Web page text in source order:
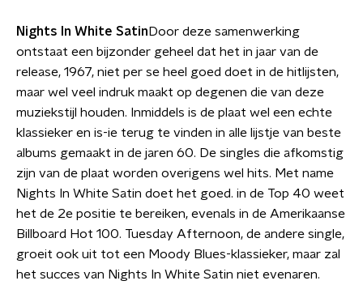
Nights In White Satin Door deze samenwerking
ontstaat een bijzonder geheel dat het in jaar van de
release, 1967, niet per se heel goed doet in de hitlijsten,
maar wel veel indruk maakt op degenen die van deze
muziekstijl houden. Inmiddels is de plaat wel een echte
klassieker en is-ie terug te vinden in alle lijstje van beste
albums gemaakt in de jaren 60. De singles die afkomstig
zijn van de plaat worden overigens wel hits. Met name
Nights In White Satin doet het goed. in de Top 40 weet
het de 2e positie te bereiken, evenals in de Amerikaanse
Billboard Hot 100. Tuesday Afternoon, de andere single,
groeit ook uit tot een Moody Blues-klassieker, maar zal
het succes van Nights In White Satin niet evenaren.